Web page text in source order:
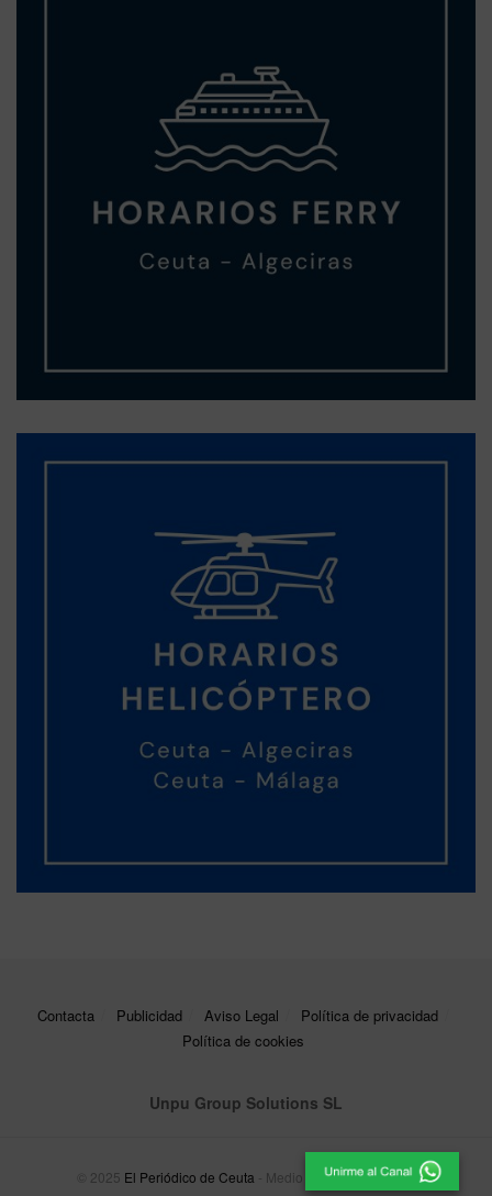
Contacta Publicidad Aviso Legal
Política de privacidad
Política de cookies
Unpu Group Solutions SL
© 2025 El Periódico de Ceuta - Medio de Comunicación